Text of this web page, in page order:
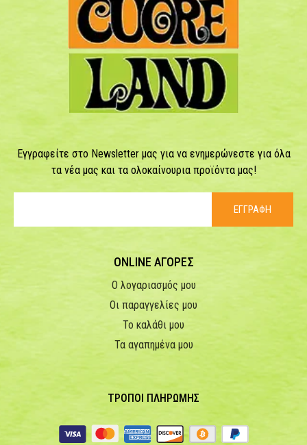
Εγγραφείτε στο Newsletter μας για να ενημερώνεστε για όλα
τα νέα μας και τα ολοκαίνουρια προϊόντα μας!
ΕΓΓΡΑΦΗ
ONLINE ΑΓΟΡΕΣ
Ο λογαριασμός μου
Οι παραγγελίες μου
Το καλάθι μου
Τα αγαπημένα μου
ΤΡΟΠΟΙ ΠΛΗΡΩΜΗΣ